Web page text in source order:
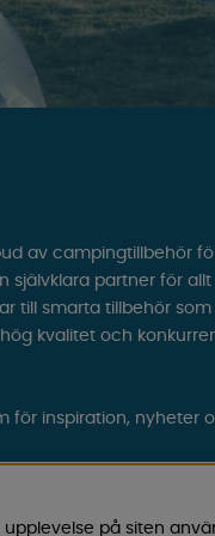
av campingtillbehör
självklara partner för
till smarta tillbehör
kvalitet och
för inspiration, nyheter
upplevelse på siten